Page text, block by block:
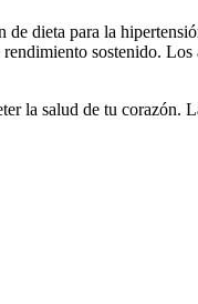
dieta para la
sostenido.
la salud de tu corazón.